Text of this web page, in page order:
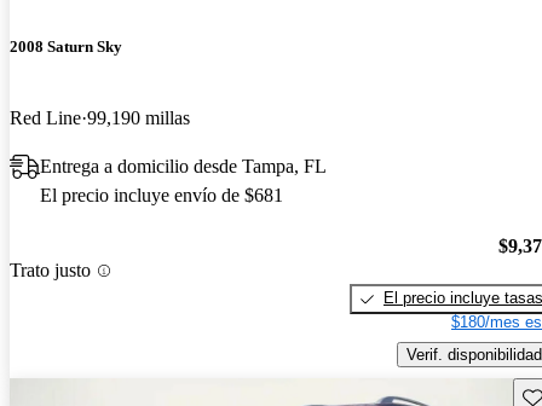
2008 Saturn Sky
Red Line 99,190 millas
Entrega a domicilio desde Tampa, FL
El precio incluye envío de $681
Trato justo
El precio incluye tasas
$180/mes
Verif. disponibilidad